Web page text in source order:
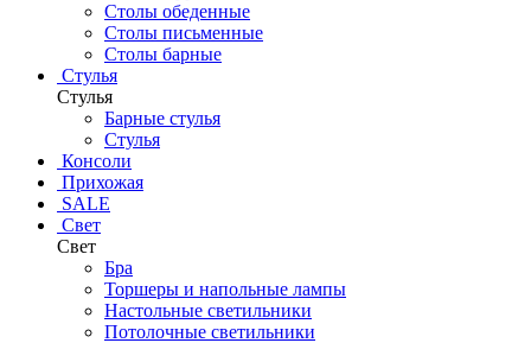
Столы обеденные
Столы письменные
Столы барные
Стулья
Стулья
Барные стулья
Стулья
Консоли
Прихожая
SALE
Свет
Свет
Бра
Торшеры и напольные лампы
Настольные светильники
Потолочные светильники